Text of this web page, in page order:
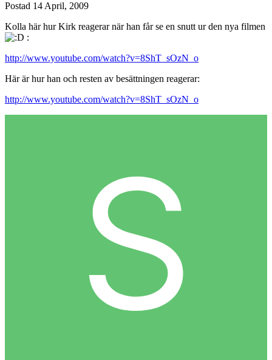
Postad 14 April, 2009
Kolla här hur Kirk reagerar när han får se en snutt ur den nya filmen
:
http://www.youtube.com/watch?v=8ShT_sOzN_o
Här är hur han och resten av besättningen reagerar:
http://www.youtube.com/watch?v=8ShT_sOzN_o